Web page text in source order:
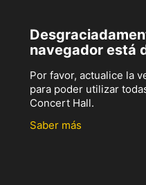
navegador está
Por favor, actualice la
para poder utilizar
Concert Hall.
Saber más